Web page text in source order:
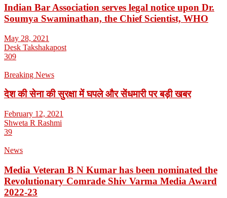
Indian Bar Association serves legal notice upon Dr.
Soumya Swaminathan, the Chief Scientist, WHO
May 28, 2021
Desk Takshakapost
309
Breaking News
देश की सेना की सुरक्षा में घपले और सेंधमारी पर बड़ी खबर
February 12, 2021
Shweta R Rashmi
39
News
Media Veteran B N Kumar has been nominated the
Revolutionary Comrade Shiv Varma Media Award
2022-23